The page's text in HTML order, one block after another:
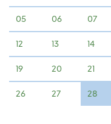
05 06 07
12 13 14
19 20 21
26 27 28